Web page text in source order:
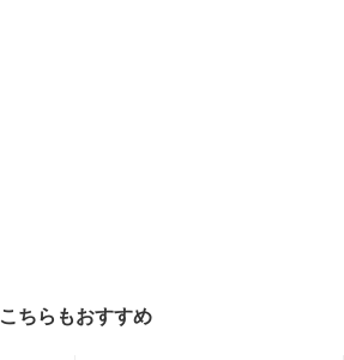
こちらもおすすめ